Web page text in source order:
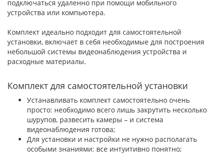
подключаться удаленно при помощи мобильного
устройства или компьютера.
Комплект идеально подходит для самостоятельной
установки, включает в себя необходимые для построения
небольшой системы видеонаблюдения устройства и
расходные материалы.
Комплект для самостоятельной установки
Устанавливать комплект самостоятельно очень
просто: необходимо всего лишь закрутить несколько
шурупов, развесить камеры – и система
видеонаблюдения готова;
Для установки и настройки не нужно располагать
особыми знаниями: все интуитивно понятно;